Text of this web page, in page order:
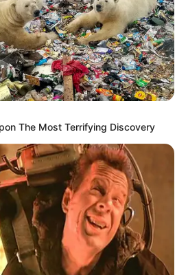
, "cerca de 40 funcionários chegaram
Municipal, praticamente fechando a
The Most Terrifying Discovery